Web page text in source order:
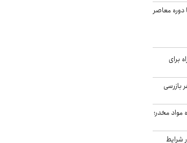
تا دوره معاصر
برای
بازرسی
مواد مخدر؛
شرایط